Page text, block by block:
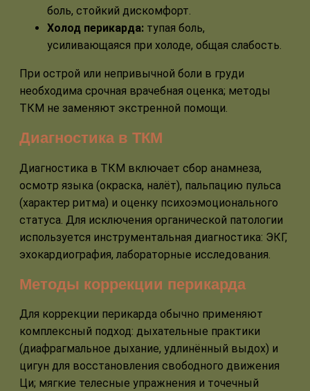
боль, стойкий дискомфорт.
Холод перикарда: тупая боль,
усиливающаяся при холоде, общая слабость.
При острой или непривычной боли в груди
необходима срочная врачебная оценка; методы
ТКМ не заменяют экстренной помощи.
Диагностика в ТКМ
Диагностика в ТКМ включает сбор анамнеза,
осмотр языка (окраска, налёт), пальпацию пульса
(характер ритма) и оценку психоэмоционального
статуса. Для исключения органической патологии
используется инструментальная диагностика: ЭКГ,
эхокардиография, лабораторные исследования.
Методы коррекции перикарда
Для коррекции перикарда обычно применяют
комплексный подход: дыхательные практики
(диафрагмальное дыхание, удлинённый выдох) и
цигун для восстановления свободного движения
Ци; мягкие телесные упражнения и точечный